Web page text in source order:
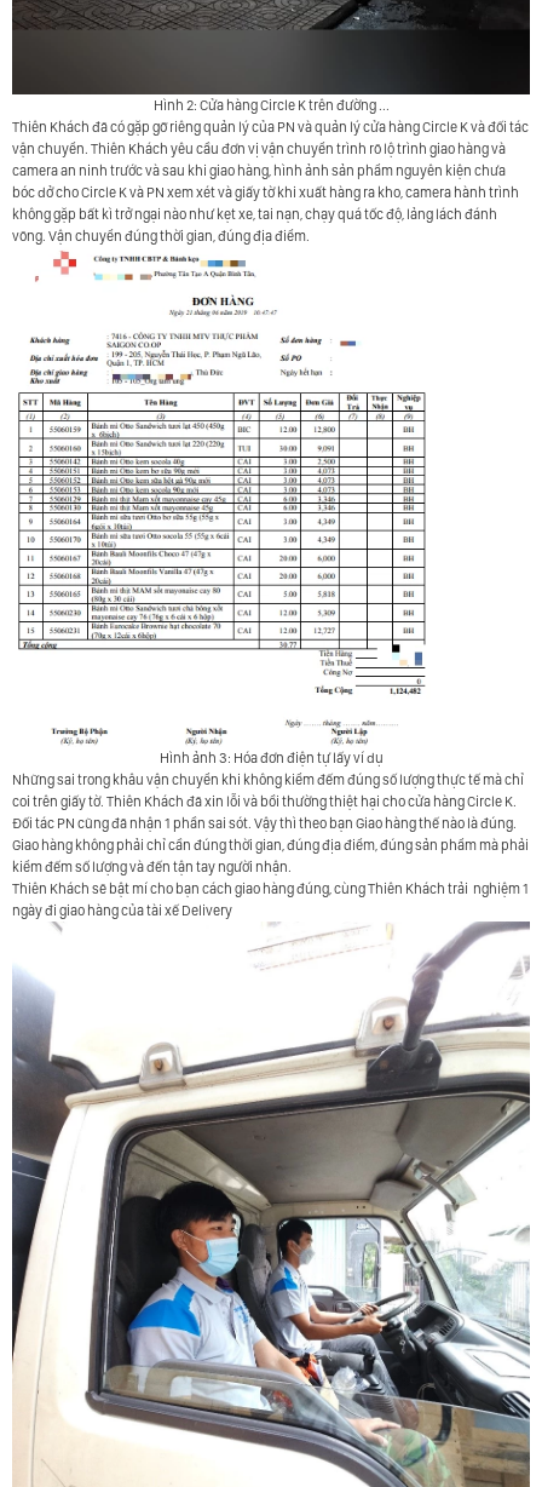
Hình 2: Cửa hàng Circle K trên đường ...
Thiên Khách đã có gặp gỡ riêng quản lý của PN và quản lý cửa hàng Circle K và đối tác
vận chuyển. Thiên Khách yêu cầu đơn vị vận chuyển trình rõ lộ trình giao hàng và
camera an ninh trước và sau khi giao hàng, hình ảnh sản phẩm nguyên kiện chưa
bóc dở cho Circle K và PN xem xét và giấy tờ khi xuất hàng ra kho, camera hành trình
không gặp bất kì trở ngại nào như kẹt xe, tai nạn, chạy quá tốc độ, lảng lách đánh
võng. Vận chuyển đúng thời gian, đúng địa điểm.
Hình ảnh 3: Hóa đơn điện tự lấy ví dụ
Những sai trong khâu vận chuyển khi không kiểm đếm đúng số lượng thực tế mà chỉ
coi trên giấy tờ. Thiên Khách đã xin lỗi và bồi thường thiệt hại cho cửa hàng Circle K.
Đối tác PN cũng đã nhận 1 phần sai sót. Vậy thì theo bạn Giao hàng thế nào là đúng.
Giao hàng không phải chỉ cần đúng thời gian, đúng địa điểm, đúng sản phẩm mà phải
kiểm đếm số lượng và đến tận tay người nhận.
Thiên Khách sẽ bật mí cho bạn cách giao hàng đúng, cùng Thiên Khách trải nghiệm 1
ngày đi giao hàng của tài xế Delivery